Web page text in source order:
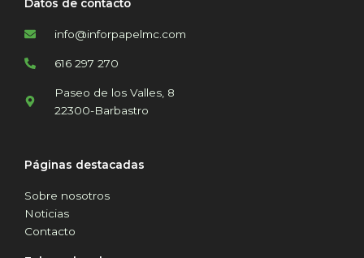
Datos de contacto
info@inforpapelmc.com
616 297 270
Paseo de los Valles, 8
22300-Barbastro
Páginas destacadas
Sobre nosotros
Noticias
Contacto